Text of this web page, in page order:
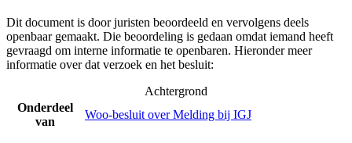
Dit document is door juristen beoordeeld en vervolgens deels
openbaar gemaakt. Die beoordeling is gedaan omdat iemand heeft
gevraagd om interne informatie te openbaren. Hieronder meer
informatie over dat verzoek en het besluit:
Achtergrond
Onderdeel
van
Woo-besluit over Melding bij IGJ